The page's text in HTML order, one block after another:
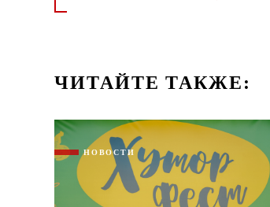
ЧИТАЙТЕ ТАКЖЕ:
НОВОСТИ